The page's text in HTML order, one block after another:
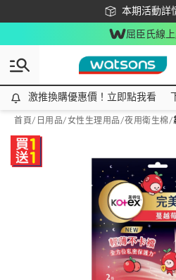
本期活動詳
下載app最高
屈臣氏線
激推換購優惠價！立即點我看
激推換購優惠價！立即點我看
首頁/ 日用品/女性生理用品/夜用衛生棉/